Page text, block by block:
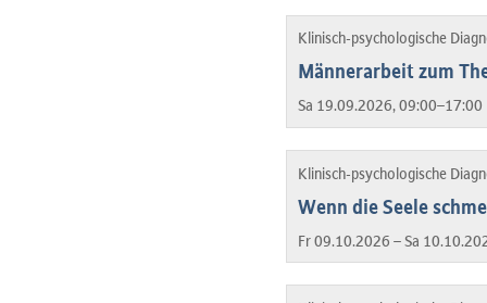
Klinisch-psychologische
Männerarbeit zum
Sa 19.09.2026,
Klinisch-psychologische
Wenn die Seele
Fr 09.10.2026 – Sa